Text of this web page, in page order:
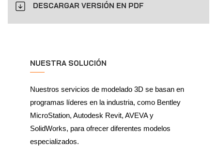
DESCARGAR VERSIÓN EN PDF
NUESTRA SOLUCIÓN
Nuestros servicios de modelado 3D se basan en
programas líderes en la industria, como Bentley
MicroStation, Autodesk Revit, AVEVA y
SolidWorks, para ofrecer diferentes modelos
especializados.